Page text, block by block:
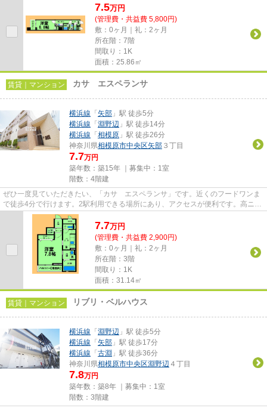
7.5万円
(管理費・共益費 5,800円)
敷：0ヶ月｜礼：2ヶ月
所在階：7階
間取り：1K
面積：25.86㎡
賃貸｜マンション カサ エスペランサ
横浜線 「 矢部 」駅 徒歩5分
横浜線 「 淵野辺 」駅 徒歩14分
横浜線 「 相模原 」駅 徒歩26分
神奈川県相模原市中央区矢部 ３丁目
7.7万円
築年数：築15年 ｜募集中： 1室
階数：4階建
ぜひ一度見ていただきたい、「カサ エスペランサ」です。近くのフードワンま
で徒歩4分で行けます。2駅利用できる場所にあり、アクセスが便利です。高ニー
ズな駅近の物件で、徒歩5分で...
7.7万円
(管理費・共益費 2,900円)
敷：0ヶ月｜礼：2ヶ月
所在階：3階
間取り：1K
面積：31.14㎡
賃貸｜マンション リブリ・ベルハウス
横浜線 「 淵野辺 」駅 徒歩5分
横浜線 「 矢部 」駅 徒歩17分
横浜線 「 古淵 」駅 徒歩36分
神奈川県相模原市中央区淵野辺 ４丁目
7.8万円
築年数：築8年 ｜募集中： 1室
階数：3階建